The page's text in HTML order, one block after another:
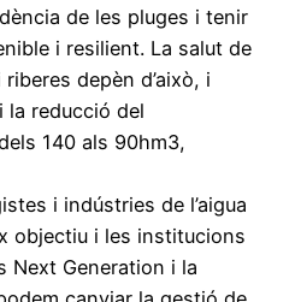
de les pluges i tenir
i resilient. La salut de
depèn d’això, i
la reducció del
140 als 90hm3,
i indústries de l’aigua
objectiu i les institucions
Next Generation i la